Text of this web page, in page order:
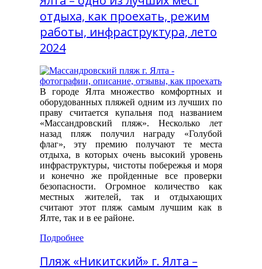
отдыха, как проехать, режим
работы, инфраструктура, лето
2024
В городе Ялта множество комфортных и
оборудованных пляжей одним из лучших по
праву считается купальня под названием
«Массандровский пляж». Несколько лет
назад пляж получил награду «Голубой
флаг», эту премию получают те места
отдыха, в которых очень высокий уровень
инфраструктуры, чистоты побережья и моря
и конечно же пройденные все проверки
безопасности. Огромное количество как
местных жителей, так и отдыхающих
считают этот пляж самым лучшим как в
Ялте, так и в ее районе.
Подробнее
Пляж «Никитский» г. Ялта –